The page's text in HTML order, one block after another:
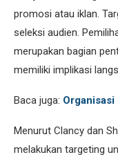
promosi atau iklan.
seleksi audien.
merupakan bagian
memiliki implikasi
Baca juga: Organisasi
Menurut Clancy dan
melakukan targeting